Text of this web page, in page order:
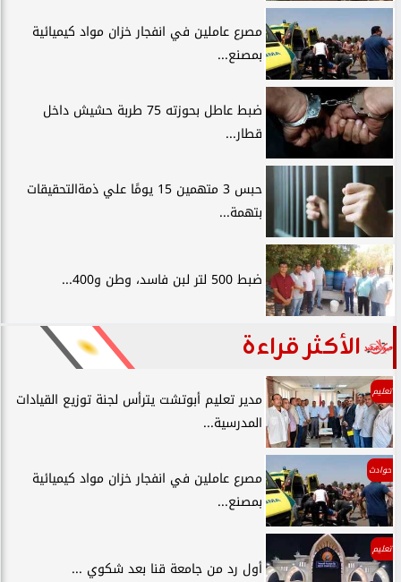
مصرع عاملين في انفجار خزان مواد كيميائية
بمصنع...
ضبط عاطل بحوزته 75 طربة حشيش داخل
قطار...
حبس 3 متهمين 15 يومًا علي ذمةالتحقيقات
بتهمة...
ضبط 500 لتر لبن فاسد، وطن و400...
الأكثر قراءة
تعليم
مدير تعليم أبوتشت يترأس لجنة توزيع القيادات
المدرسية...
حوادث
مصرع عاملين في انفجار خزان مواد كيميائية
بمصنع...
تعليم
أول رد من جامعة قنا بعد شكوي ...